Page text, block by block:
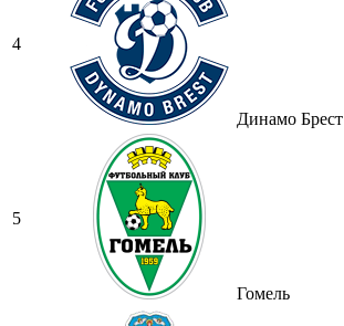
4
Динамо Брест
5
Гомель